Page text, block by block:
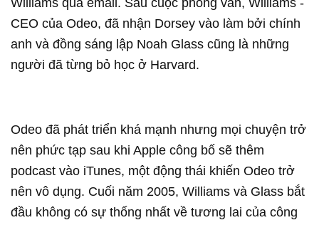
Williams qua email. Sau cuộc phỏng vấn, Williams -
CEO của Odeo, đã nhận Dorsey vào làm bởi chính
anh và đồng sáng lập Noah Glass cũng là những
người đã từng bỏ học ở Harvard.
Odeo đã phát triển khá mạnh nhưng mọi chuyện trở
nên phức tạp sau khi Apple công bố sẽ thêm
podcast vào iTunes, một động thái khiến Odeo trở
nên vô dụng. Cuối năm 2005, Williams và Glass bắt
đầu không có sự thống nhất về tương lai của công